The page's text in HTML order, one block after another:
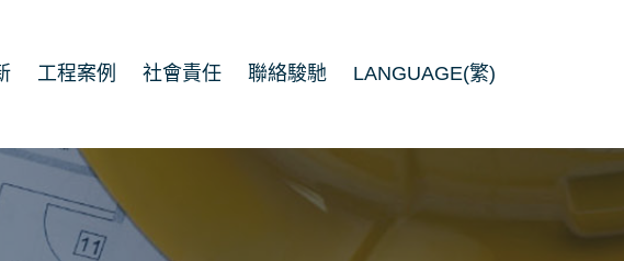
工程案例 社會責任 聯絡駿馳 LANGUAGE(繁)